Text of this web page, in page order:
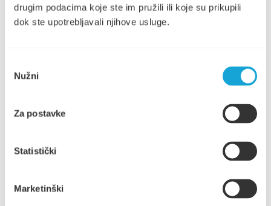
drugim podacima koje ste im pružili ili koje su prikupili
dok ste upotrebljavali njihove usluge.
pristanka
Nužni
Za postavke
Statistički
Marketinški
(1.25 MB)
Odluka o grobljima (2.06 MB)
Plan rada i financijski plan za 2025. godinu (796.07 KB)
Plan klasifikacijskih oznaka i brojčanih oznaka -
Godišnji izvještaj o poslovanju Društva za 2024. godinu
Plan rada i financijski plan za 2026. godinu (693.25 KB)